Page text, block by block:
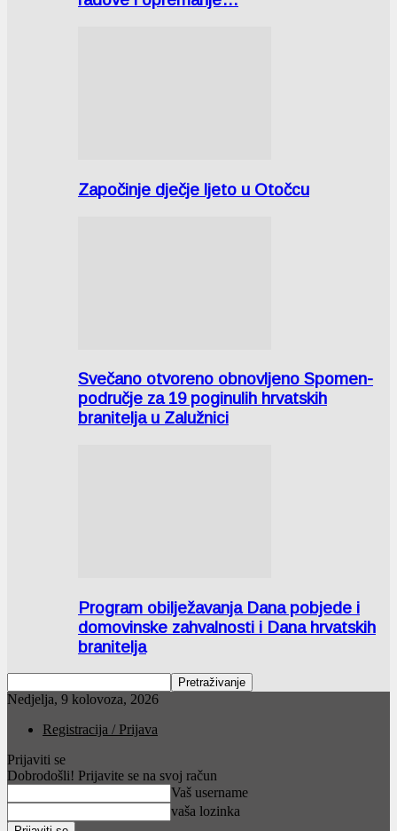
Započinje dječje ljeto u Otočcu
Svečano otvoreno obnovljeno Spomen-
područje za 19 poginulih hrvatskih
branitelja u Zalužnici
Program obilježavanja Dana pobjede i
domovinske zahvalnosti i Dana hrvatskih
branitelja
Nedjelja, 9 kolovoza, 2026
Registracija / Prijava
Prijaviti se
Dobrodošli! Prijavite se na svoj račun
Vaš username
vaša lozinka